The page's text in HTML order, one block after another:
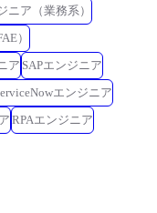
を提供していきますの
。 人財の創造
代だからこそ人財の存在
開発プロジェクトにおけ
マネージング業務 ・上
メンバーやコンサルタン
で顧客の指揮命令のもと
ニア（業務系）
）
ア SAPエンジニア
エンジニア
RPAエンジニア